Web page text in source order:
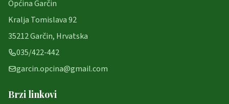
Općina Garčin
Kralja Tomislava 92
35212 Garčin, Hrvatska
035/422-442
garcin.opcina@gmail.com
Brzi linkovi